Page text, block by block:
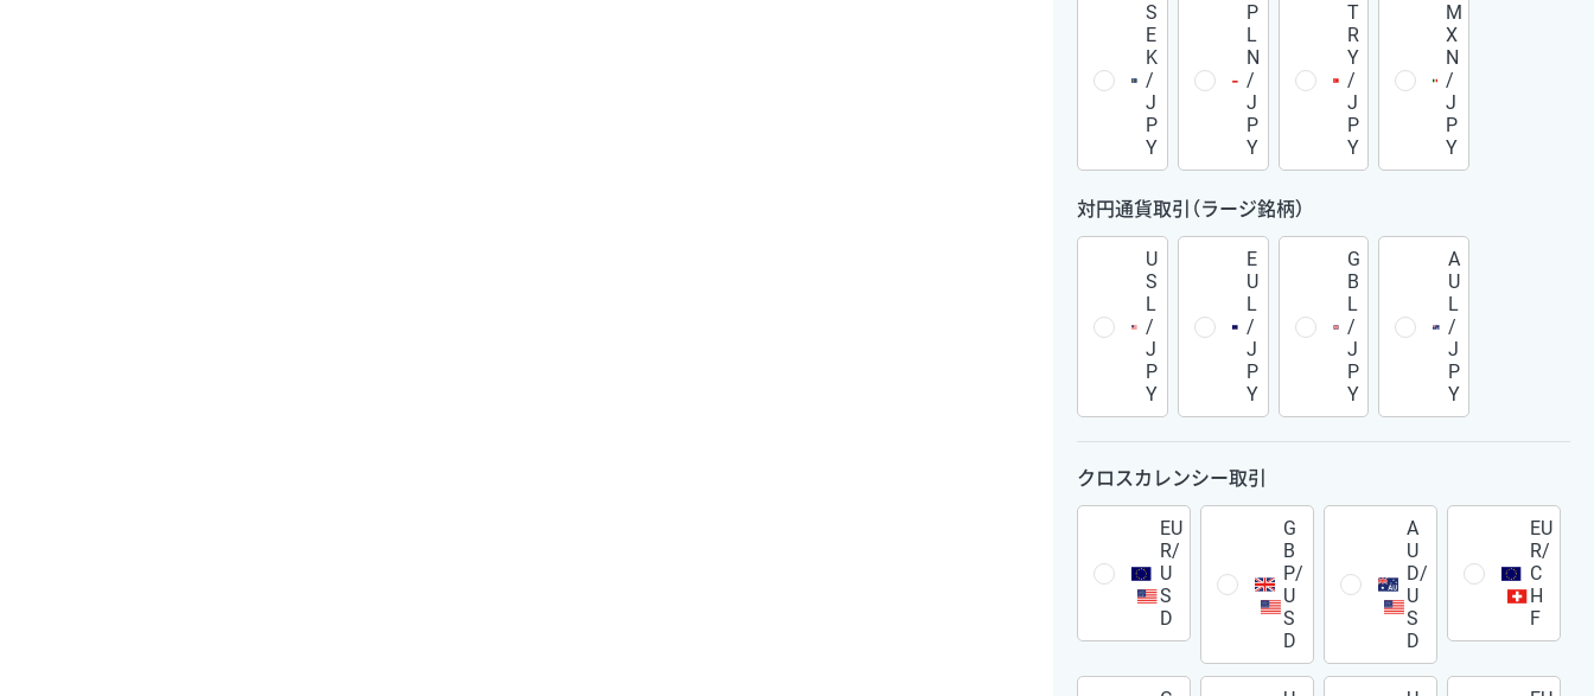
S
E
K
/
J
P
Y
P
L
N
/
J
P
Y
T
R
Y
/
J
P
Y
M
X
N
/
J
P
Y
対円通貨取引（ラージ銘柄）
U
S
L
/
J
P
Y
E
U
L
/
J
P
Y
G
B
L
/
J
P
Y
A
U
L
/
J
P
Y
クロスカレンシー取引
EU
R/
U
S
D
G
B
P/
U
S
D
A
U
D/
U
S
D
EU
R/
C
H
F